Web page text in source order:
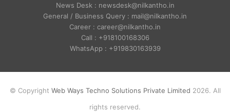
News Desk : newsdesk@nilkantho.in
General / Business Query : mail@nilkantho.in
Career : career@nilkantho.in
Call : +918100168306
WhatsApp : +919830163939
© Copyright Web Ways Techno Solutions Private Limited 2026. All
rights reserved.